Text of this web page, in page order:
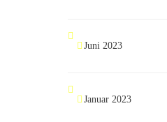
Juni 2023
Januar 2023